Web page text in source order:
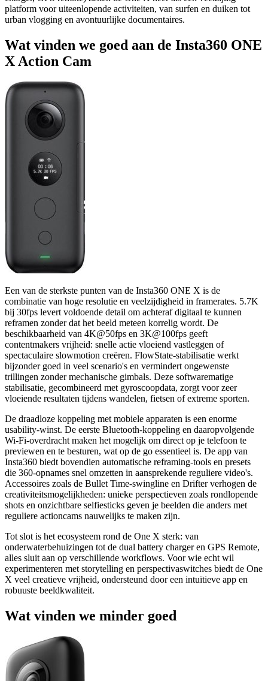
platform voor uiteenlopende activiteiten, van surfen en duiken tot
urban vlogging en avontuurlijke documentaires.
Wat vinden we goed aan de Insta360 ONE
X Action Cam
Een van de sterkste punten van de Insta360 ONE X is de
combinatie van hoge resolutie en veelzijdigheid in framerates. 5.7K
bij 30fps levert voldoende detail om achteraf digitaal te kunnen
reframen zonder dat het beeld meteen korrelig wordt. De
beschikbaarheid van 4K@50fps en 3K@100fps geeft
contentmakers vrijheid: snelle actie vloeiend vastleggen of
spectaculaire slowmotion creëren. FlowState-stabilisatie werkt
bijzonder goed in veel scenario's en vermindert ongewenste
trillingen zonder mechanische gimbals. Deze softwarematige
stabilisatie, gecombineerd met gyroscoopdata, zorgt voor zeer
vloeiende resultaten tijdens wandelen, fietsen of extreme sporten.
De draadloze koppeling met mobiele apparaten is een enorme
usability-winst. De eerste Bluetooth-koppeling en daaropvolgende
Wi-Fi-overdracht maken het mogelijk om direct op je telefoon te
previewen en te besturen, wat op de go essentieel is. De app van
Insta360 biedt bovendien automatische reframing-tools en presets
die 360-opnames snel omzetten in aansprekende reguliere video's.
Accessoires zoals de Bullet Time-swingline en Drifter verhogen de
creativiteitsmogelijkheden: unieke perspectieven zoals rondlopende
shots en onzichtbare selfiesticks geven je beelden die anders met
reguliere actioncams nauwelijks te maken zijn.
Tot slot is het ecosysteem rond de One X sterk: van
onderwaterbehuizingen tot de dual battery charger en GPS Remote,
alles sluit aan op verschillende workflows. Voor wie echt wil
experimenteren met storytelling en perspectivaswitches biedt de One
X veel creatieve vrijheid, ondersteund door een intuïtieve app en
robuuste beeldkwaliteit.
Wat vinden we minder goed